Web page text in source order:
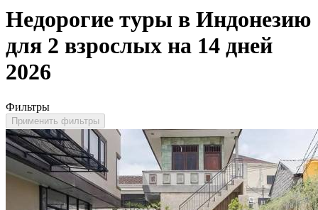
Недорогие туры в Индонезию
для 2 взрослых на 14 дней
2026
Фильтры
Применить фильтры